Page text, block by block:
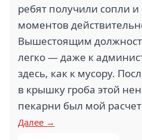
ребят получили сопли
моментов
Вышестоящим
легко — даже к
здесь, как к мусору.
в крышку гроба этой
пекарни был мой
Далее →